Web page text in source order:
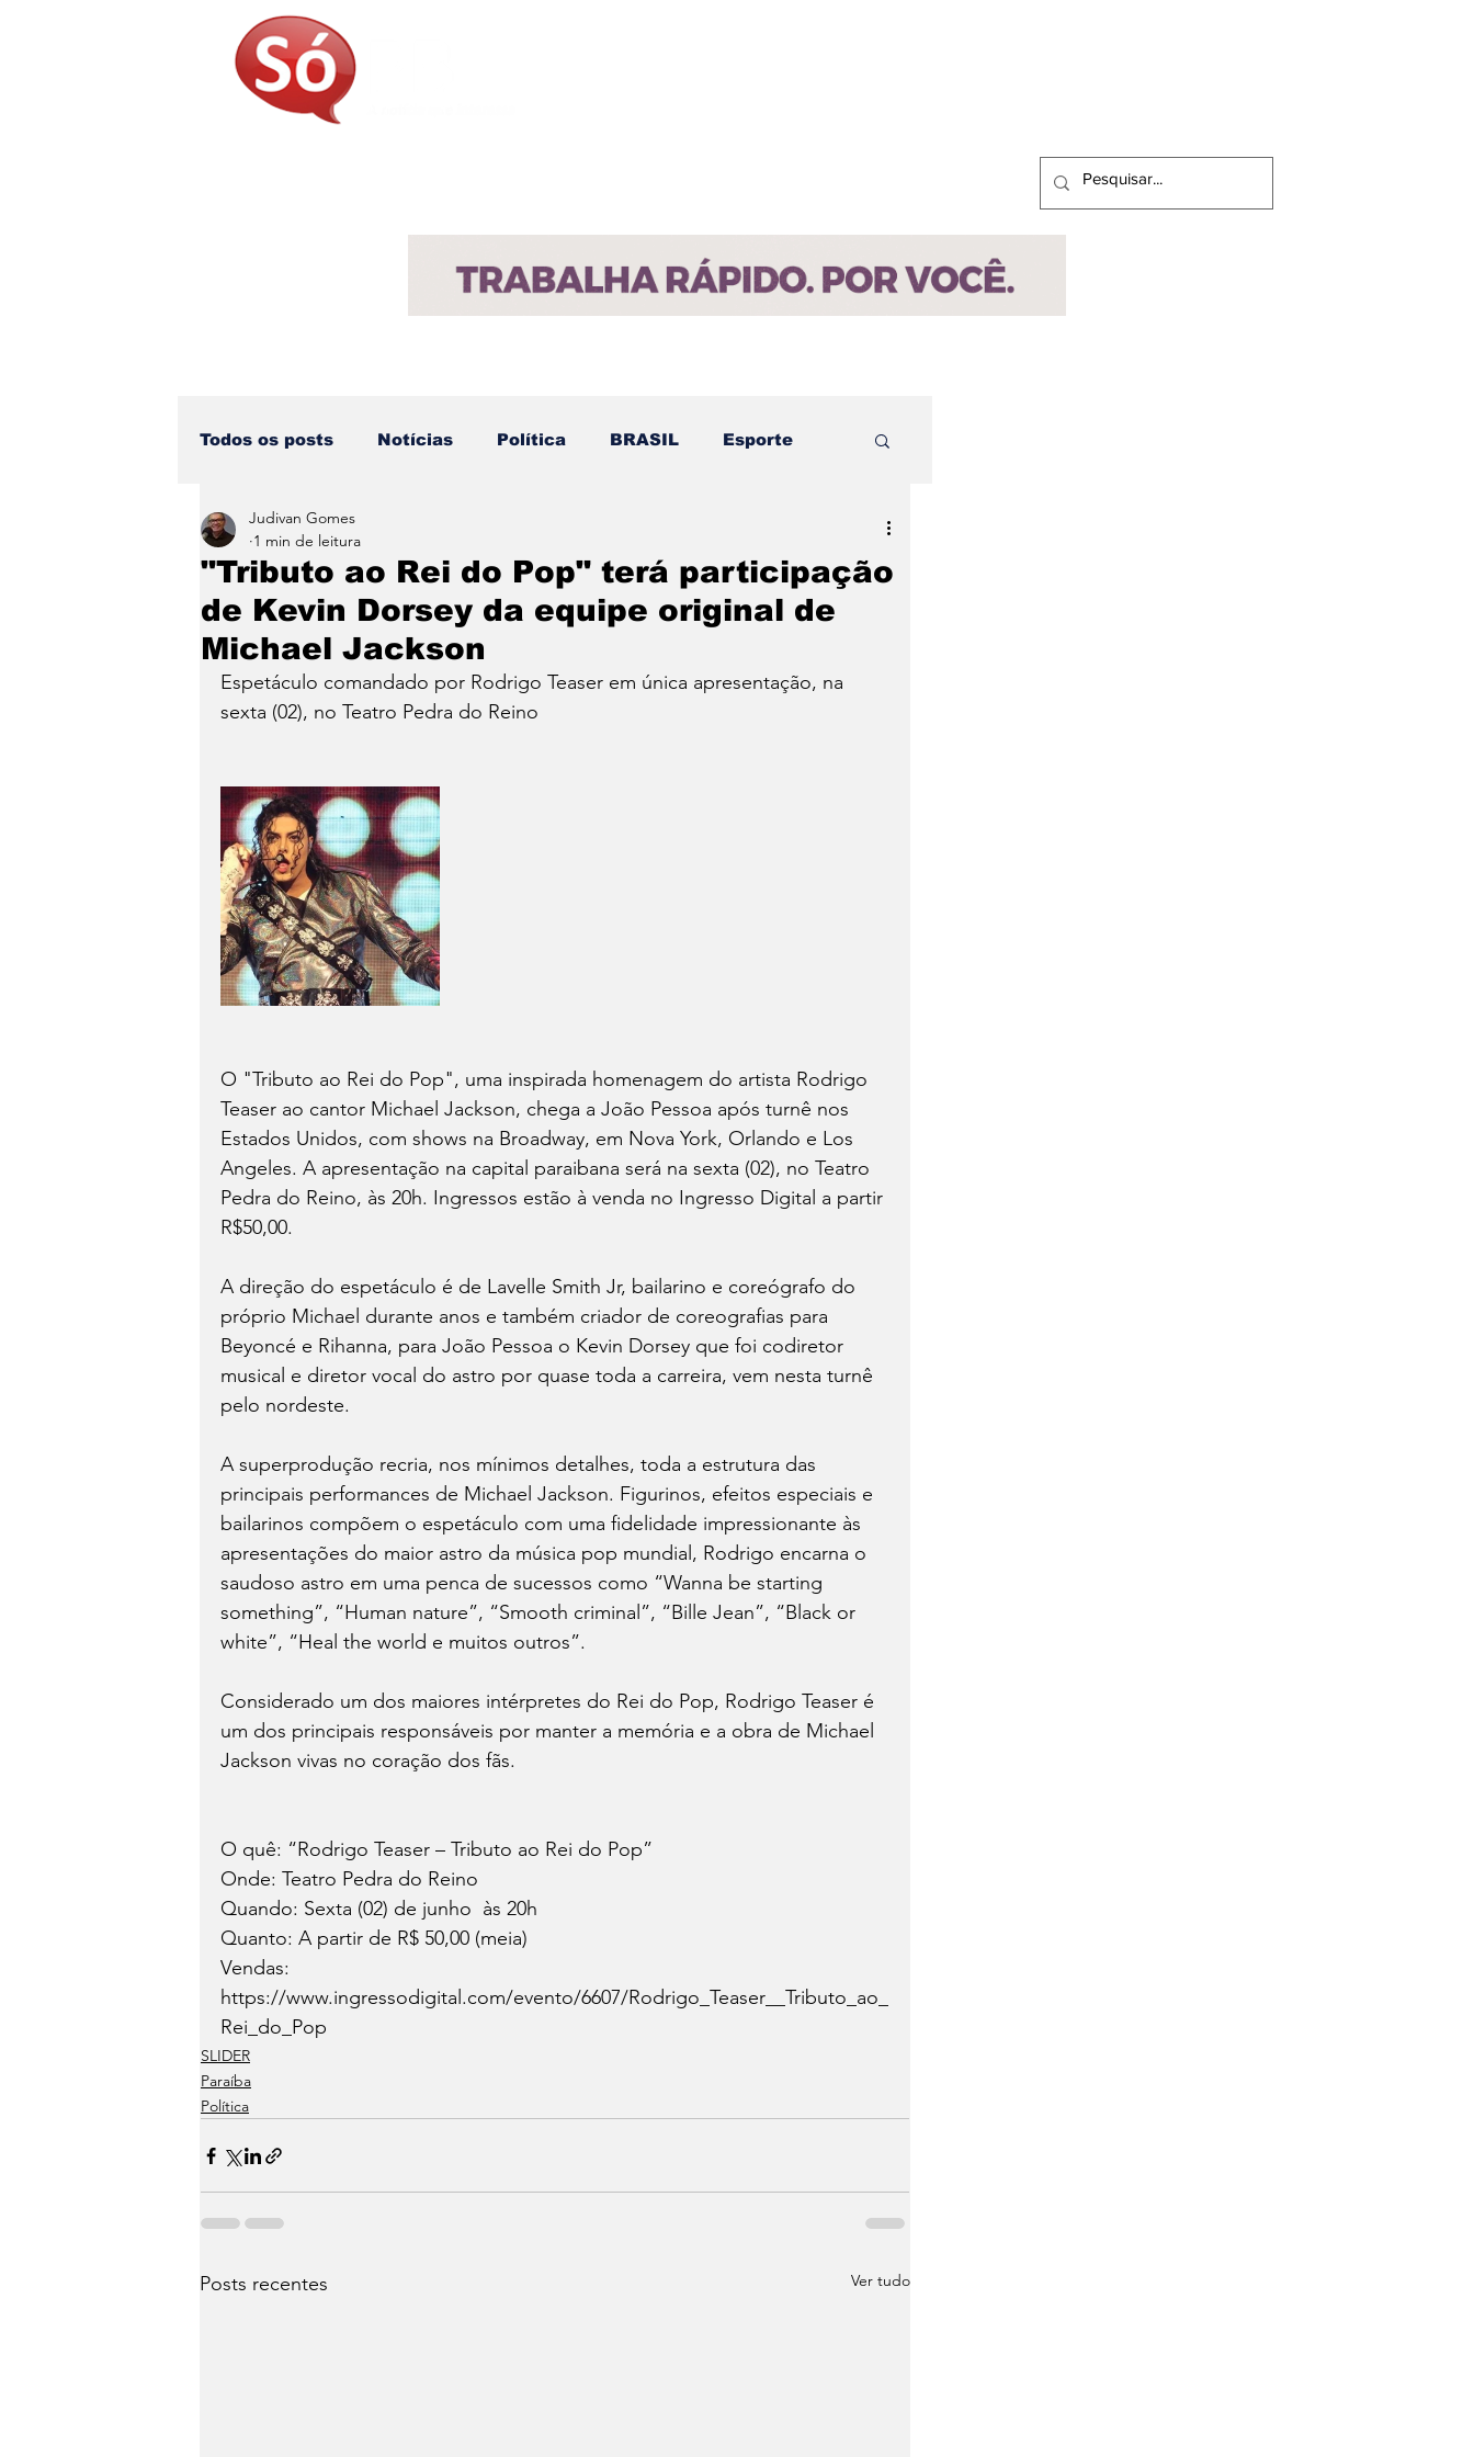
Todos os posts Notícias Política BRASIL Esporte
Entretenimento
"Tributo ao Rei do Pop" terá participação
de Kevin Dorsey da equipe original de
Michael Jackson
Judivan Gomes
1 min de leitura
Espetáculo comandado por Rodrigo Teaser em única apresentação, na
sexta (02), no Teatro Pedra do Reino
O "Tributo ao Rei do Pop", uma inspirada homenagem do artista Rodrigo
Teaser ao cantor Michael Jackson, chega a João Pessoa após turnê nos
Estados Unidos, com shows na Broadway, em Nova York, Orlando e Los
Angeles. A apresentação na capital paraibana será na sexta (02), no Teatro
Pedra do Reino, às 20h. Ingressos estão à venda no Ingresso Digital a partir
R$50,00.
A direção do espetáculo é de Lavelle Smith Jr, bailarino e coreógrafo do
próprio Michael durante anos e também criador de coreografias para
Beyoncé e Rihanna, para João Pessoa o Kevin Dorsey que foi codiretor
musical e diretor vocal do astro por quase toda a carreira, vem nesta turnê
pelo nordeste.
A superprodução recria, nos mínimos detalhes, toda a estrutura das
principais performances de Michael Jackson. Figurinos, efeitos especiais e
bailarinos compõem o espetáculo com uma fidelidade impressionante às
apresentações do maior astro da música pop mundial, Rodrigo encarna o
saudoso astro em uma penca de sucessos como “Wanna be starting
something”, “Human nature”, “Smooth criminal”, “Bille Jean”, “Black or
white”, “Heal the world e muitos outros”.
Considerado um dos maiores intérpretes do Rei do Pop, Rodrigo Teaser é
um dos principais responsáveis por manter a memória e a obra de Michael
Jackson vivas no coração dos fãs.
O quê: “Rodrigo Teaser – Tributo ao Rei do Pop”
Onde: Teatro Pedra do Reino
Quando: Sexta (02) de junho  às 20h
Quanto: A partir de R$ 50,00 (meia)
Vendas:
https://www.ingressodigital.com/evento/6607/Rodrigo_Teaser__Tributo_ao_
Rei_do_Pop
SLIDER
Paraíba
Política
Posts recentes Ver tudo